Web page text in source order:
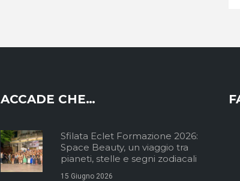
ACCADE CHE…
Sfilata Eclet Formazione 2026:
Space Beauty, un viaggio tra
pianeti, stelle e segni zodiacali
15 Giugno 2026